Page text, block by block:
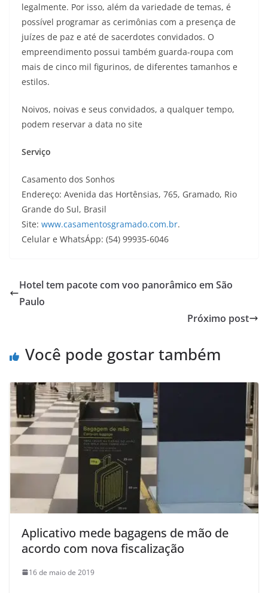
legalmente. Por isso, além da variedade de temas, é
possível programar as cerimônias com a presença de
juízes de paz e até de sacerdotes convidados. O
empreendimento possui também guarda-roupa com
mais de cinco mil figurinos, de diferentes tamanhos e
estilos.
Noivos, noivas e seus convidados, a qualquer tempo,
podem reservar a data no site
Serviço
Casamento dos Sonhos
Endereço: Avenida das Hortênsias, 765, Gramado, Rio
Grande do Sul, Brasil
Site: www.casamentosgramado.com.br.
Celular e WhatsÁpp: (54) 99935-6046
Hotel tem pacote com voo panorâmico em São
Paulo
Próximo post
Você pode gostar também
Aplicativo mede bagagens de mão de
acordo com nova fiscalização
16 de maio de 2019